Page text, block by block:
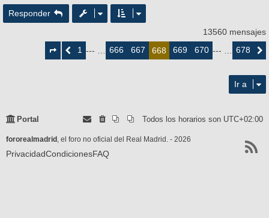
Responder
13560 mensajes
deAnterior
1 --- … 666 667 668 669 670 --- … 678
Ir a
Portal Todos los horarios son UTC+02:00
fororealmadrid , el foro no oficial del Real Madrid. - 2026
PrivacidadCondicionesFAQ